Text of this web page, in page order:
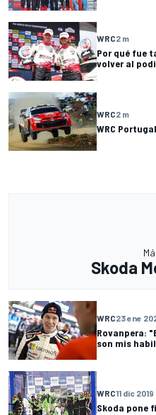
WRC2 m
Por qué fue
volver al
WRC2 m
WRC
Skoda
WRC23 ene
Rovanpera:
son mis
WRC11 dic 2019
Skoda pone